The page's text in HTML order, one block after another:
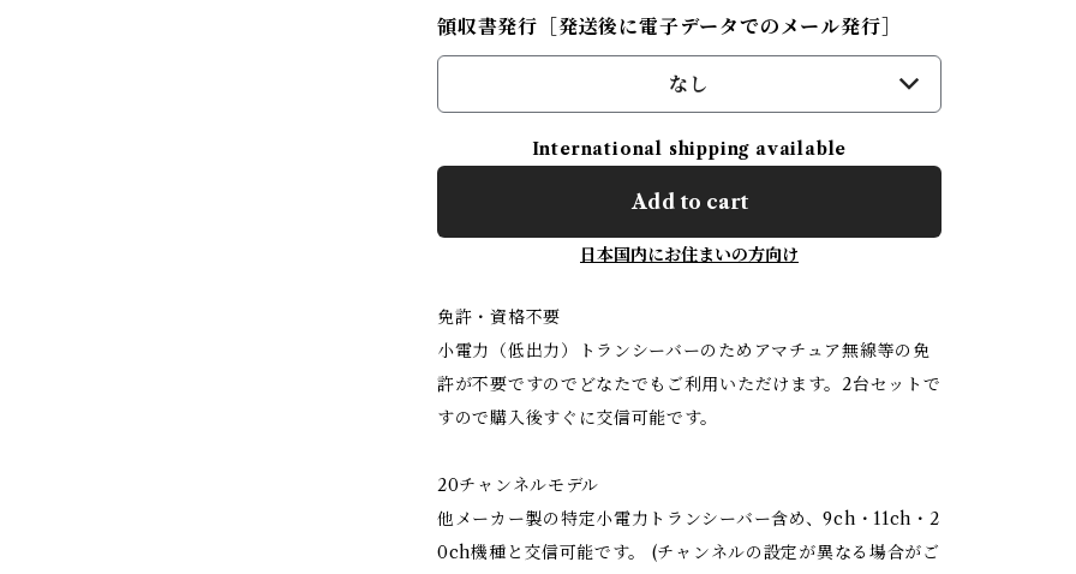
領収書発行［発送後に電子データでのメール発行］
なし
International shipping available
Add to cart
日本国内にお住まいの方向け
免許・資格不要
小電力（低出力）トランシーバーのためアマチュア無線等の免
許が不要ですのでどなたでもご利用いただけます。2台セットで
すので購入後すぐに交信可能です。
20チャンネルモデル
他メーカー製の特定小電力トランシーバー含め、9ch・11ch・2
0ch機種と交信可能です。 (チャンネルの設定が異なる場合がご